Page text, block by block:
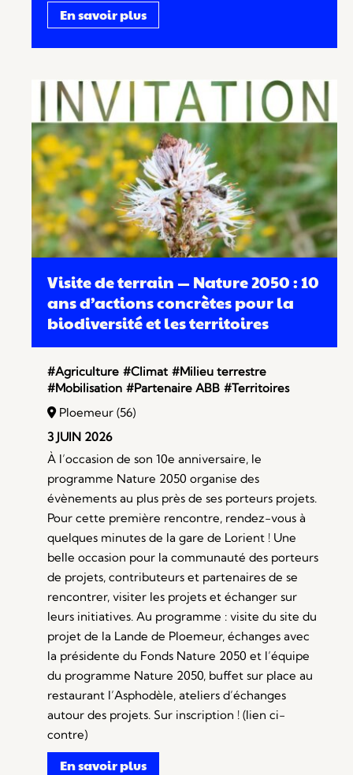
En savoir plus
Visite de terrain — Nature 2050 : 10
ans d’actions concrètes pour la
biodiversité et les territoires
#Agriculture #Climat #Milieu terrestre
#Mobilisation #Partenaire ABB #Territoires
Ploemeur (56)
3 JUIN 2026
À l’occasion de son 10e anniversaire, le
programme Nature 2050 organise des
évènements au plus près de ses porteurs projets.
Pour cette première rencontre, rendez-vous à
quelques minutes de la gare de Lorient ! Une
belle occasion pour la communauté des porteurs
de projets, contributeurs et partenaires de se
rencontrer, visiter les projets et échanger sur
leurs initiatives. Au programme : visite du site du
projet de la Lande de Ploemeur, échanges avec
la présidente du Fonds Nature 2050 et l’équipe
du programme Nature 2050, buffet sur place au
restaurant l’Asphodèle, ateliers d’échanges
autour des projets. Sur inscription ! (lien ci-
contre)
En savoir plus